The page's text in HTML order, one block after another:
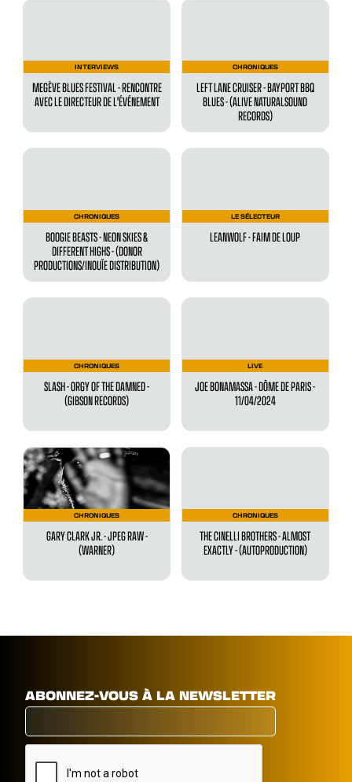
INTERVIEWS
MEGÈVE BLUES FESTIVAL - RENCONTRE
AVEC LE DIRECTEUR DE L'ÉVÉNEMENT
CHRONIQUES
LEFT LANE CRUISER - BAYPORT BBQ
BLUES - (ALIVE NATURALSOUND
RECORDS)
CHRONIQUES
BOOGIE BEASTS - NEON SKIES &
DIFFERENT HIGHS - (DONOR
PRODUCTIONS/INOUÏE DISTRIBUTION)
LE SÉLECTEUR
LEANWOLF - FAIM DE LOUP
CHRONIQUES
SLASH - ORGY OF THE DAMNED -
(GIBSON RECORDS)
LIVE
JOE BONAMASSA - DÔME DE PARIS -
11/04/2024
CHRONIQUES
GARY CLARK JR. - JPEG RAW -
(WARNER)
CHRONIQUES
THE CINELLI BROTHERS - ALMOST
EXACTLY - (AUTOPRODUCTION)
ABONNEZ-VOUS À LA NEWSLETTER